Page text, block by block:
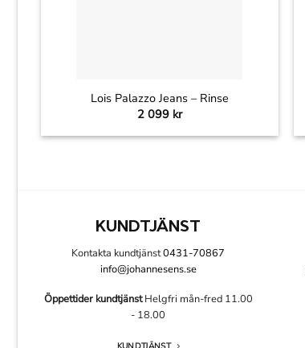
Lois Palazzo Jeans – Rinse
2 099 kr
KUNDTJÄNST
Kontakta kundtjänst0431-70867
info@johannesens.se
Öppettider kundtjänstHelgfri mån-fred 11.00
- 18.00